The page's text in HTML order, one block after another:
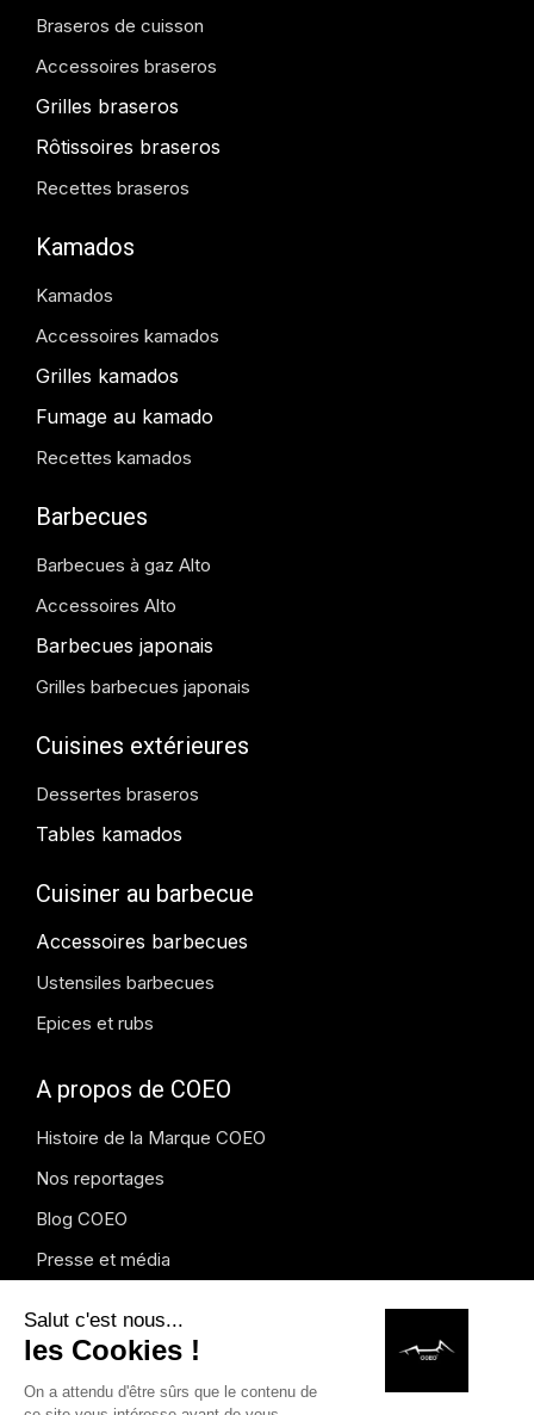
Braseros de cuisson
Accessoires braseros
Grilles braseros
Rôtissoires braseros
Recettes braseros
Kamados
Kamados
Accessoires kamados
Grilles kamados
Fumage au kamado
Recettes kamados
Barbecues
Barbecues à gaz Alto
Accessoires Alto
Barbecues japonais
Grilles barbecues japonais
Cuisines extérieures
Dessertes braseros
Tables kamados
Cuisiner au barbecue
Accessoires barbecues
Ustensiles barbecues
Epices et rubs
A propos de COEO
Histoire de la Marque COEO
Nos reportages
Blog COEO
Presse et média